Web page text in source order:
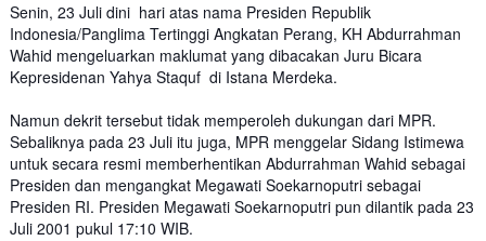
Senin, 23 Juli dini hari atas nama Presiden Republik
Indonesia/Panglima Tertinggi Angkatan Perang, KH Abdurrahman
Wahid mengeluarkan maklumat yang dibacakan Juru Bicara
Kepresidenan Yahya Staquf di Istana Merdeka.
Namun dekrit tersebut tidak memperoleh dukungan dari MPR.
Sebaliknya pada 23 Juli itu juga, MPR menggelar Sidang Istimewa
untuk secara resmi memberhentikan Abdurrahman Wahid sebagai
Presiden dan mengangkat Megawati Soekarnoputri sebagai
Presiden RI. Presiden Megawati Soekarnoputri pun dilantik pada 23
Juli 2001 pukul 17:10 WIB.